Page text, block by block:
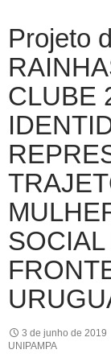
Projeto
CLUBE
3 de junho de 2019
UNIPAMPA